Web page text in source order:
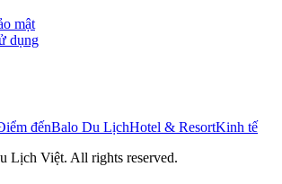
mật
dụng
đếnBalo Du LịchHotel & ResortKinh tế
Lịch Việt. All rights reserved.